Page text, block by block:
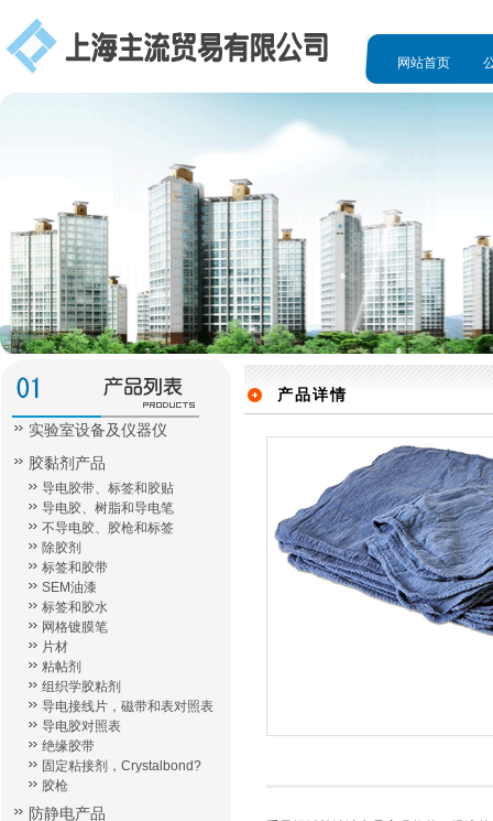
网站首页
产品详情
实验室设备及仪器仪
胶黏剂产品
导电胶带、标签和胶贴
导电胶、树脂和导电笔
不导电胶、胶枪和标签
除胶剂
标签和胶带
SEM油漆
标签和胶水
网格镀膜笔
片材
粘帖剂
组织学胶粘剂
导电接线片，磁带和表对照表
导电胶对照表
绝缘胶带
固定粘接剂，Crystalbond?
胶枪
防静电产品